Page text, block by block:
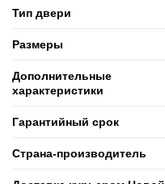
Тип двери
Размеры
Дополнительные
характеристики
Гарантийный срок
Страна-производитель